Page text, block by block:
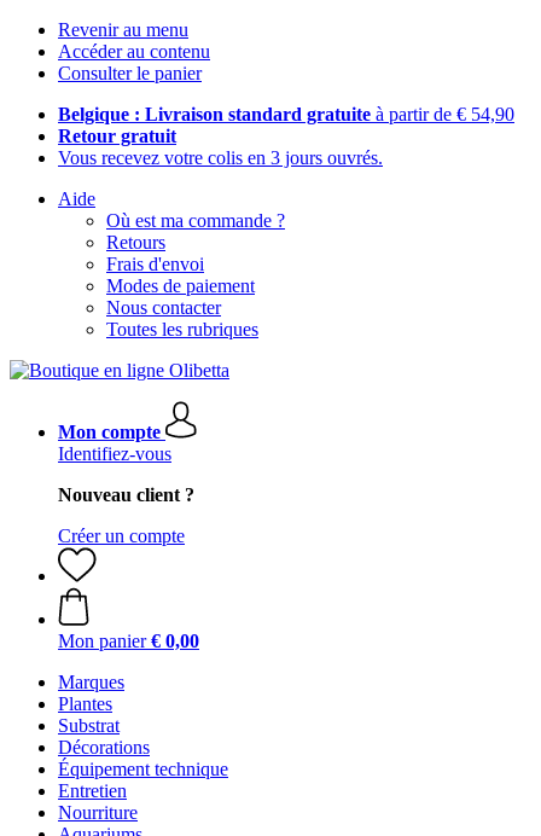
Revenir au menu
Accéder au contenu
Consulter le panier
Belgique : Livraison standard gratuite à partir de € 54,90
Retour gratuit
Vous recevez votre colis en 3 jours ouvrés.
Aide
Où est ma commande ?
Retours
Frais d'envoi
Modes de paiement
Nous contacter
Toutes les rubriques
Mon compte
Identifiez-vous
Nouveau client ?
Créer un compte
Mon panier € 0,00
Marques
Plantes
Substrat
Décorations
Équipement technique
Entretien
Nourriture